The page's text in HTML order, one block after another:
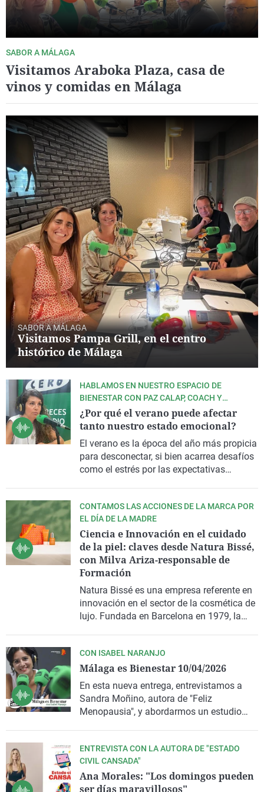
SABOR A MÁLAGA
Visitamos Araboka Plaza, casa de
vinos y comidas en Málaga
SABOR A MÁLAGA
Visitamos Pampa Grill, en el centro
histórico de Málaga
HABLAMOS EN NUESTRO ESPACIO DE
BIENESTAR CON PAZ CALAP, COACH Y
EXPERTA EN PNL
¿Por qué el verano puede afectar
tanto nuestro estado emocional?
El verano es la época del año más propicia
para desconectar, si bien acarrea desafíos
como el estrés por las expectativas
mental
CONTAMOS LAS ACCIONES DE LA MARCA POR
EL DÍA DE LA MADRE
Ciencia e Innovación en el cuidado
de la piel: claves desde Natura Bissé,
con Milva Ariza-responsable de
Formación
Natura Bissé es una empresa referente en
innovación en el sector de la cosmética de
lujo. Fundada en Barcelona en 1979, la
Fisas.
CON ISABEL NARANJO
Málaga es Bienestar 10/04/2026
En esta nueva entrega, entrevistamos a
Sandra Moñino, autora de "Feliz
Menopausia", y abordarmos un estudio
Andalus, a la que nos acerca su portavoz,
Carolina Rojas.
ENTREVISTA CON LA AUTORA DE "ESTADO
CIVIL CANSADA"
Ana Morales: "Los domingos pueden
ser días maravillosos"